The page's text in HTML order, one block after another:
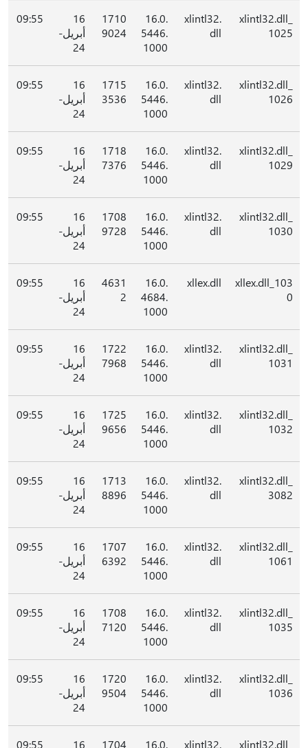
xlintl32.dll_
1025
xlintl32.
dll
16.0.
5446.
1000
1710
9024
16
أبريل-
24
09:55
xlintl32.dll_
1026
xlintl32.
dll
16.0.
5446.
1000
1715
3536
16
أبريل-
24
09:55
xlintl32.dll_
1029
xlintl32.
dll
16.0.
5446.
1000
1718
7376
16
أبريل-
24
09:55
xlintl32.dll_
1030
xlintl32.
dll
16.0.
5446.
1000
1708
9728
16
أبريل-
24
09:55
xllex.dll_103
0
xllex.dll
16.0.
4684.
1000
4631
2
16
أبريل-
24
09:55
xlintl32.dll_
1031
xlintl32.
dll
16.0.
5446.
1000
1722
7968
16
أبريل-
24
09:55
xlintl32.dll_
1032
xlintl32.
dll
16.0.
5446.
1000
1725
9656
16
أبريل-
24
09:55
xlintl32.dll_
3082
xlintl32.
dll
16.0.
5446.
1000
1713
8896
16
أبريل-
24
09:55
xlintl32.dll_
1061
xlintl32.
dll
16.0.
5446.
1000
1707
6392
16
أبريل-
24
09:55
xlintl32.dll_
1035
xlintl32.
dll
16.0.
5446.
1000
1708
7120
16
أبريل-
24
09:55
xlintl32.dll_
1036
xlintl32.
dll
16.0.
5446.
1000
1720
9504
16
أبريل-
24
09:55
xlintl32.dll_
xlintl32.
16.0.
1704
16
09:55